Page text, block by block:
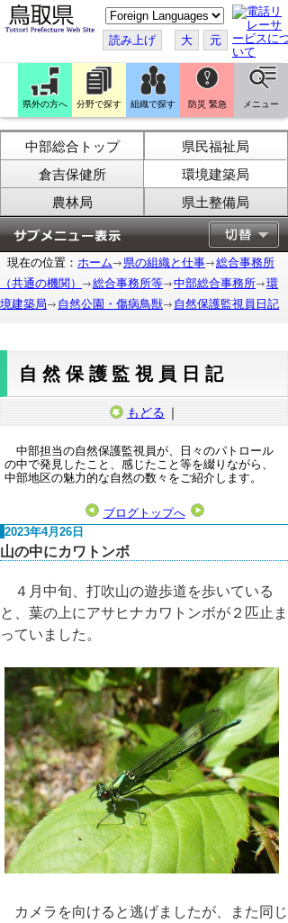
こ
の
ペ
ー
ジ
翻
訳
す
る
読み上げ 大 元
県外の方へ 分野で探す 組織で探す 防災 緊急 メニュー
中部総合トップ
県民福祉局
倉吉保健所
環境建築局
農林局
県土整備局
現在の位置： ホーム 県の組織と仕事
総合事務所
（共通の機関）
総合事務所等 中部総合事務所
環
境建築局
自然公園・傷病鳥獣 自然保護監視員日記
自然保護監視員日記
もどる ｜
中部担当の自然保護監視員が、日々のパトロール
の中で発見したこと、感じたこと等を綴りながら、
中部地区の魅力的な自然の数々をご紹介します。
ブログトップへ
2023年4月26日
山の中にカワトンボ
４月中旬、打吹山の遊歩道を歩いている
と、葉の上にアサヒナカワトンボが２匹止ま
っていました。
カメラを向けると逃げましたが、また同じ